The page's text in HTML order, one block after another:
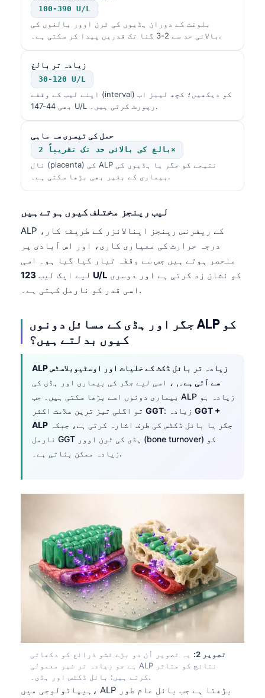
100-390 U/L
بلوغت کے دوران ہڈیوں کی ٹرن اوور بالغوں کی
بالائی حد سے 2-3 گنا تک قدریں پیدا کر سکتی ہے۔.
زیادہ تر بالغ
30-120 U/L
اپنے لیب کے وقفے (interval) کو دیکھیں؛ کچھ لیبز اب
بھی 44-147 U/L رپورٹ کرتی ہیں۔.
حمل کی تیسری سہ ماہی
بالغ کی بالائی حد تک تقریباً 2×
نال (placenta) کی ALP نتیجے کو جگر یا ہڈیوں کی
بیماری کے بغیر بھی بڑھا سکتی ہے۔.
لیب رینجز مختلف کیوں ہوتے ہیں
ALP کے ریفرنس رینجز اینالائزر کے طریقۂ کار،
درجہ حرارت کی معیاری کاری، اور اس آبادی پر
منحصر ہوتے ہیں جس سے وقفہ تیار کیا گیا ہو۔ اسی
لیے ایک لیب 123 U/L
اسی قدر کو نارمل کہتی ہے۔.
جگر اور ہڈی کے مسائل دونوں ALP کو
کیوں بدلتے ہیں؟
ALP زیادہ تر بائل ڈکٹ کے خلیات اور اوسٹیوبلاسٹس
سے آتی ہے۔ , ، اسی لیے جگر کی بیماری اور ہڈی کی
بیماری دونوں اسے بڑھا سکتی ہیں۔ جب ALP زیادہ ہو
GGT
GGT +
ALP
نارمل GGT ہڈی کی ٹرن اوور (bone turnover) کو
زیادہ ممکن بناتی ہے۔.
تصویر 2:
یہ تصویر اُن دو بڑے ٹشو ذرائع کو دکھاتی
ہے جو زیادہ تر غیر معمولی ALP نتائج کو متاثر
کرتے ہیں: بائل ڈکٹس اور ہڈی۔.
ہیپاٹولوجی میں، ALP بڑھتا ہے جب بائل عام طور